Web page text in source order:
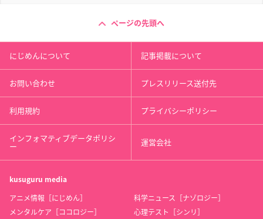
ページの先頭へ
にじめんについて 記事掲載について
お問い合わせ プレスリリース送付先
利用規約 プライバシーポリシー
インフォマティブデータポリシ
ー 運営会社
kusuguru media
アニメ情報［にじめん］
科学ニュース［ナゾロジー］
メンタルケア［ココロジー］
心理テスト［シンリ］